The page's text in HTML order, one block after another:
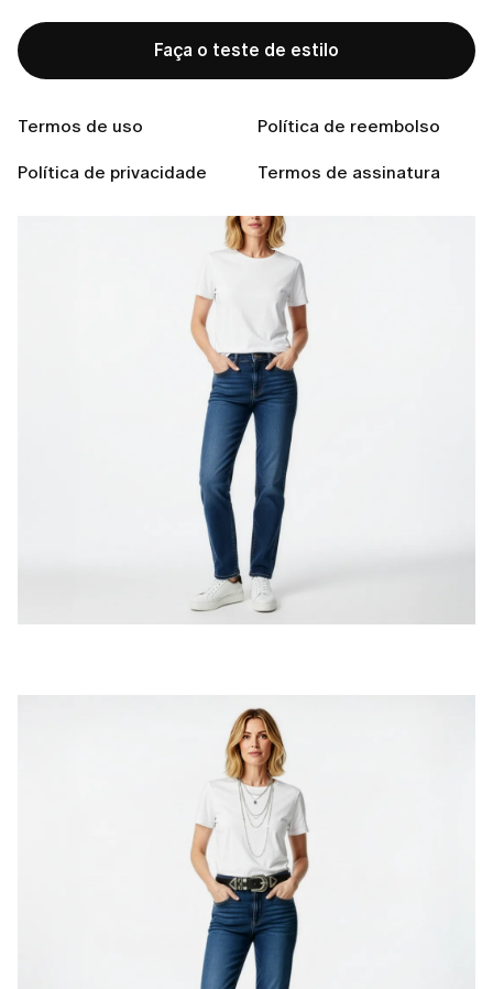
Faça o teste de estilo
Termos de uso Política de reembolso
Política de privacidade Termos de assinatura
Um colar de impacto, uma pulseira escultural ou um
cinto marcante podem transformar até a produção
mais simples. Elesancoram o seu visualerevelam a